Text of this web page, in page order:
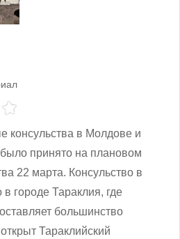
консульства в Молдове и
принято на плановом
22 марта. Консульство в
городе Тараклия, где
большинство
Тараклийский